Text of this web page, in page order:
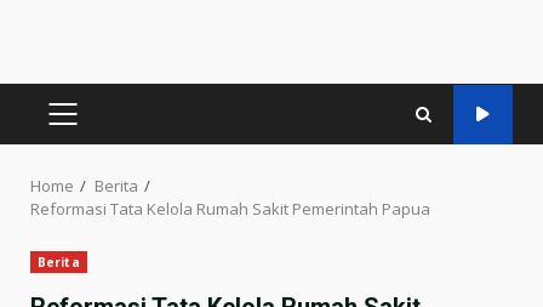
PRIMARY
Home
Berita
Reformasi Tata Kelola Rumah Sakit Pemerintah Papua
Berita